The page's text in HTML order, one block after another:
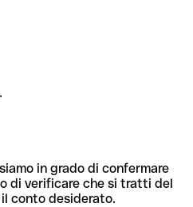
in grado di confermare
di verificare che si tratti del
conto desiderato.